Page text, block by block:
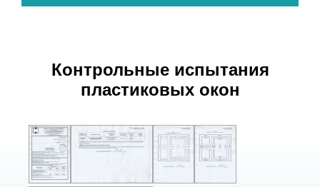
Контрольные испытания
пластиковых окон